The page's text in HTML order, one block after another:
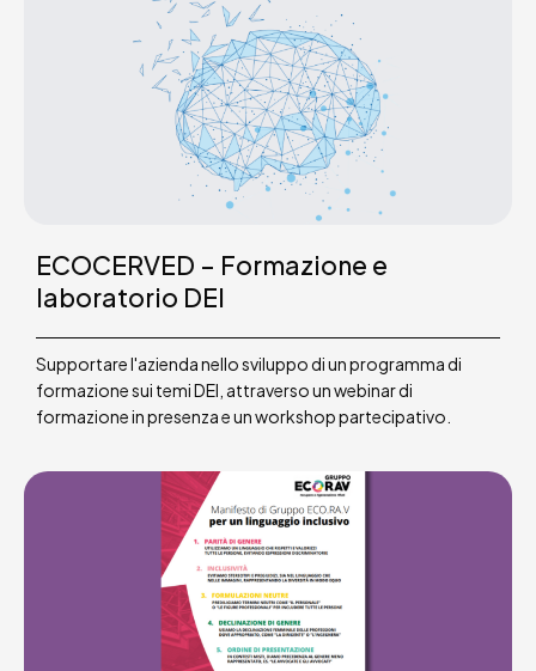
ECOCERVED – Formazione e
laboratorio DEI
Supportare l'azienda nello sviluppo di un programma di
formazione sui temi DEI, attraverso un webinar di
formazione in presenza e un workshop partecipativo.